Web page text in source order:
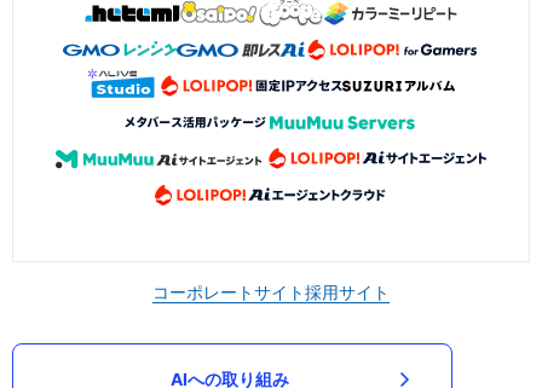
コーポレートサイト採用サイト
AIへの取り組み